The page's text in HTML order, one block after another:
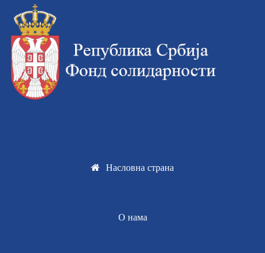
Насловна страна
О нама